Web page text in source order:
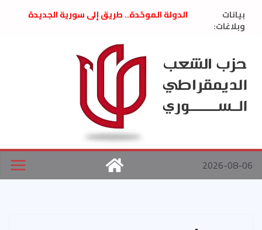
بيانات
وبلاغات:
الدولة الموحّدة.. طريق إلى سورية الجديدة
العام السابق لحزب الاتحاد الاشتراكي العربي
الديمقراطي
بلاغ صادر عن اجتماع اللجنة المركزية نيسان
2026
الحرب الأمريكية الإسرائيلية على نظام الملالي
في إيران .. بيان من حزب الشعب الديمقراطي
السوري
2026-08-06